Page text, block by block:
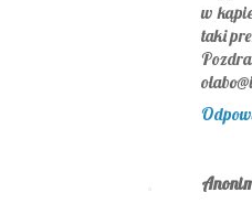
w
taki